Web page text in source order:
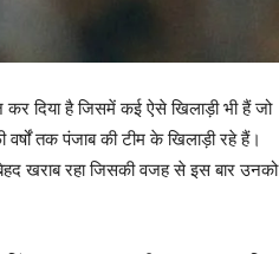
दिया है जिसमें कई ऐसे खिलाड़ी भी हैं जो
तक पंजाब की टीम के खिलाड़ी रहे हैं।
खराब रहा जिसकी वजह से इस बार उनको